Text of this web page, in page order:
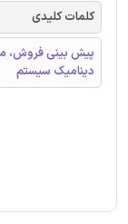
کلمات کلیدی
پیش بینی فروش،
دینامیک سیستم